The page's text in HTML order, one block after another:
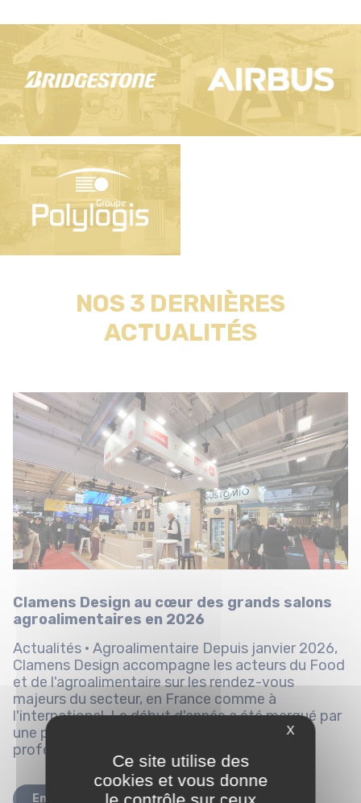
NOS 3 DERNIÈRES
ACTUALITÉS
Clamens Design au cœur des grands salons
agroalimentaires en 2026
Actualités · Agroalimentaire Depuis janvier 2026,
Clamens Design accompagne les acteurs du Food
et de l'agroalimentaire sur les rendez-vous
majeurs du secteur, en France comme à
l'international. Le début d'année a été marqué par
une présence soutenue sur plusieurs salons
professionnels de référence,...
En savoir plus
X
Ce site utilise des
cookies et vous donne
le contrôle sur ceux